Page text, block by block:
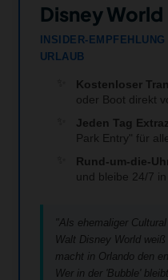
Disney World
INSIDER-
URLAUB
Kostenloser
oder Boot direkt
Jeden Tag
Park Entry" für
Rund-um-die-
und bleibe 24/7
"Als ehemaliger
Walt Disney World
macht in Orlando den
Wer in der 'Bubble'